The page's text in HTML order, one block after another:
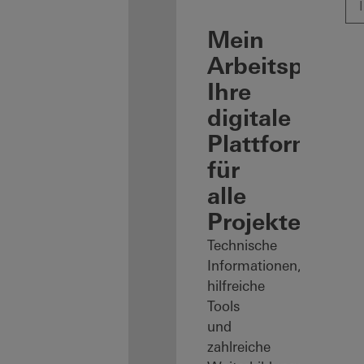
Mein
Arbeitsplatz:
Ihre
digitale
Plattform
für
alle
Projekte
Technische
Informationen,
hilfreiche
Tools
und
zahlreiche